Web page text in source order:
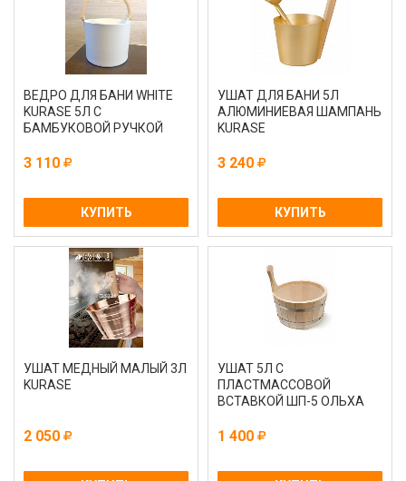
ВЕДРО ДЛЯ БАНИ WHITE
KURASE 5Л С
БАМБУКОВОЙ РУЧКОЙ
3 110
КУПИТЬ
УШАТ ДЛЯ БАНИ 5Л
АЛЮМИНИЕВАЯ ШАМПАНЬ
KURASE
3 240
КУПИТЬ
УШАТ МЕДНЫЙ МАЛЫЙ 3Л
KURASE
2 050
УШАТ 5Л С
ПЛАСТМАССОВОЙ
ВСТАВКОЙ ШП-5 ОЛЬХА
1 400